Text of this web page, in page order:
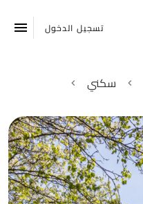
تسجيل الدخول
سكني